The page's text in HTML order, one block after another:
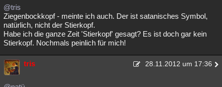
@tris
Ziegenbockkopf - meinte ich auch. Der ist satanisches Symbol,
natürlich, nicht der Stierkopf.
Habe ich die ganze Zeit 'Stierkopf' gesagt? Es ist doch gar kein
Stierkopf. Nochmals peinlich für mich!
tris 28.11.2012 um 17:36